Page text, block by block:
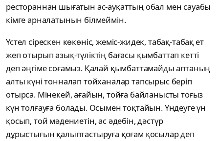
рестораннан шығатын ас-ауқаттың обал мен сауабы
кімге арналатынын білмеймін.
Үстел сірескен көкөніс, жеміс-жидек, табақ-табақ ет
жеп отырып азық-түліктің бағасы қымбаттап кетті
деп әңгіме соғамыз. Қалай қымбаттамайды аптаның
алты күні тонналап тойханалар тапсырыс беріп
отырса. Мінекей, ағайын, тойға байланысты тоғыз
күн толғауға болады. Осымен тоқтайын. Үндеуге үн
қосып, той мәдениетін, ас әдебін, дәстүр
дұрыстығын қалыптастыруға қоғам қосылар деп